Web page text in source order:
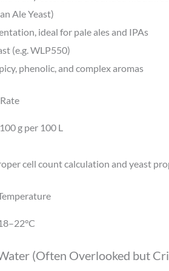
Ale Yeast)
ideal for pale ales and IPAs
(e.g. WLP550)
phenolic, and complex aromas
g per 100 L
cell count calculation and yeast
(Often Overlooked but